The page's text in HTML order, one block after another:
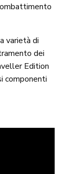
varietà di
dei
Edition
componenti